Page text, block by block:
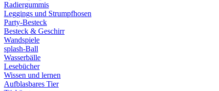
Radiergummis
Leggings und Strumpfhosen
Party-Besteck
Besteck & Geschirr
Wandspiele
splash-Ball
Wasserbälle
Lesebücher
Wissen und lernen
Aufblasbares Tier